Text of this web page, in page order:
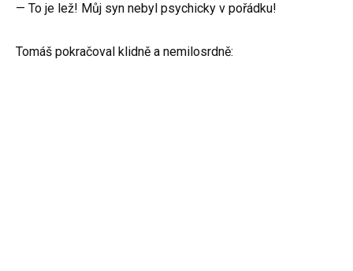
— To je lež! Můj syn nebyl psychicky v pořádku!
Tomáš pokračoval klidně a nemilosrdně: